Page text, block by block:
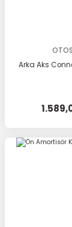
Arka Aks